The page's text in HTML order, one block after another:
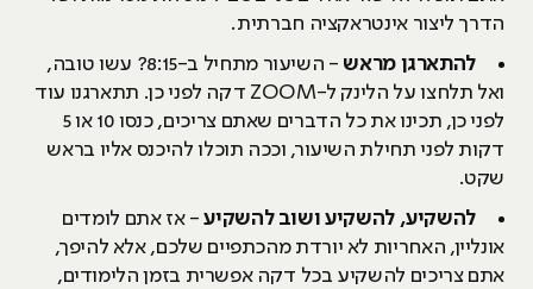
הדרך ליצור אינטראקציה חברתית.
להתארגן מראש
- השיעור מתחיל ב-8:15? עשו טובה,
ואל תלחצו על הלינק ל-ZOOM דקה לפני כן. תתארגנו עוד
לפני כן, תכינו את כל הדברים שאתם צריכים, כנסו 10 או 5
דקות לפני תחילת השיעור, וככה תוכלו להיכנס אליו בראש
שקט.
להשקיע, להשקיע ושוב להשקיע- אז אתם לומדים
אונליין, האחריות לא יורדת מהכתפיים שלכם, אלא להיפך,
אתם צריכים להשקיע בכל דקה אפשרית בזמן הלימודים,